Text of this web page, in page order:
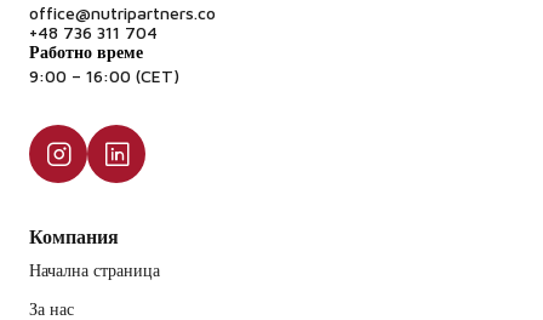
office@nutripartners.co
+48 736 311 704
Работно време
9:00 – 16:00 (CET)
Компания
Начална страница
За нас